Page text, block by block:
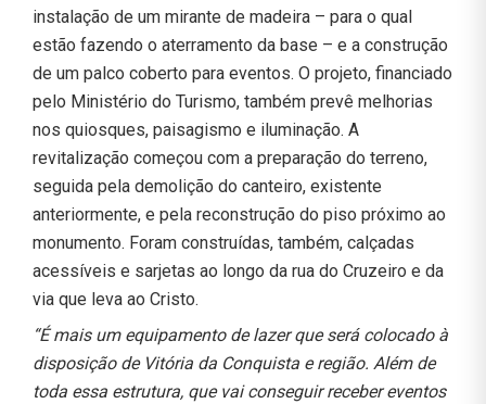
instalação de um mirante de madeira – para o qual
estão fazendo o aterramento da base – e a construção
de um palco coberto para eventos. O projeto, financiado
pelo Ministério do Turismo, também prevê melhorias
nos quiosques, paisagismo e iluminação. A
revitalização começou com a preparação do terreno,
seguida pela demolição do canteiro, existente
anteriormente, e pela reconstrução do piso próximo ao
monumento. Foram construídas, também, calçadas
acessíveis e sarjetas ao longo da rua do Cruzeiro e da
via que leva ao Cristo.
“É mais um equipamento de lazer que será colocado à
disposição de Vitória da Conquista e região. Além de
toda essa estrutura, que vai conseguir receber eventos